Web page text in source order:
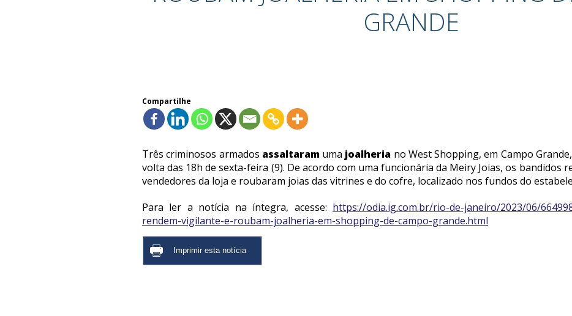
GRANDE
Compartilhe
Três criminosos armados assaltaramuma joalheria no West Shopping, em Campo
volta das 18h de sexta-feira (9). De acordo com uma funcionária da Meiry Joias, os bandidos
vendedores da loja e roubaram joias das vitrines e do cofre, localizado nos fundos do
Para ler a notícia na íntegra, acesse: https://odia.ig.com.br/rio-de-janeiro/2023/06/
rendem-vigilante-e-roubam-joalheria-em-shopping-de-campo-grande.html